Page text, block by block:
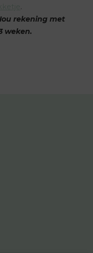
.
rekening met
weken.